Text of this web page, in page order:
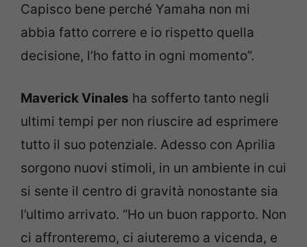
Capisco bene perché Yamaha non mi
abbia fatto correre e io rispetto quella
decisione, l’ho fatto in ogni momento”.
Maverick Vinales ha sofferto tanto negli
ultimi tempi per non riuscire ad esprimere
tutto il suo potenziale. Adesso con Aprilia
sorgono nuovi stimoli, in un ambiente in cui
si sente il centro di gravità nonostante sia
l’ultimo arrivato. “Ho un buon rapporto. Non
ci affronteremo, ci aiuteremo a vicenda, e